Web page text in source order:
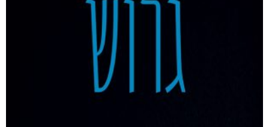
אפליקציית ספריאפ